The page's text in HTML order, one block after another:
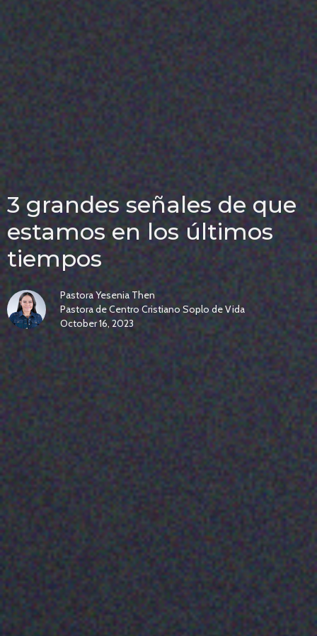
3 grandes señales de que
estamos en los últimos
tiempos
Pastora Yesenia Then
Pastora de Centro Cristiano Soplo de Vida
October 16, 2023